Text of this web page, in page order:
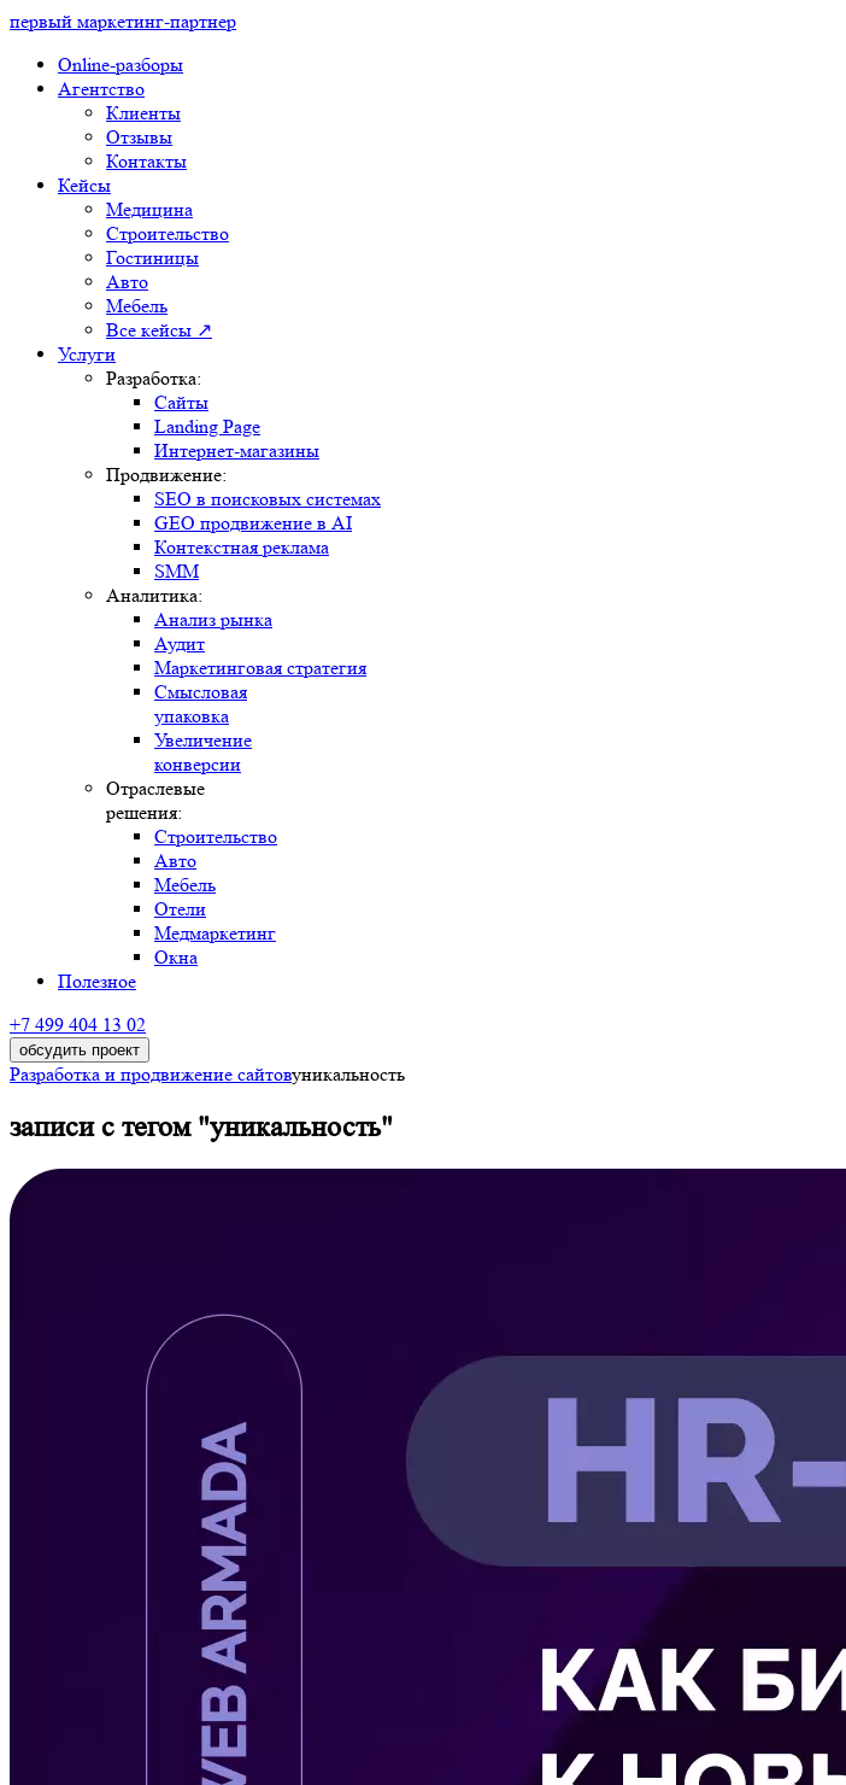
первый маркетинг-партнер
Online-разборы
Агентство
Клиенты
Отзывы
Контакты
Кейсы
Медицина
Строительство
Гостиницы
Авто
Мебель
Все кейсы ↗
Услуги
Разработка:
Сайты
Landing Page
Интернет-магазины
Продвижение:
SEO в поисковых системах
GEO продвижение в AI
Контекстная реклама
SMM
Аналитика:
Анализ рынка
Аудит
Маркетинговая стратегия
Смысловая
упаковка
Увеличение
конверсии
Отраслевые
решения:
Строительство
Авто
Мебель
Отели
Медмаркетинг
Окна
Полезное
+7 499 404 13 02
обсудить проект
Разработка и продвижение сайтовуникальность
записи с тегом "уникальность"